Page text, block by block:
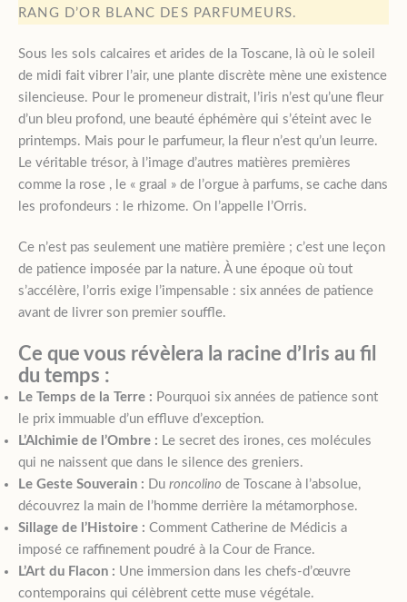
RANG D’OR BLANC DES PARFUMEURS.
Sous les sols calcaires et arides de la Toscane, là où le soleil
de midi fait vibrer l’air, une plante discrète mène une existence
silencieuse. Pour le promeneur distrait, l’iris n’est qu’une fleur
d’un bleu profond, une beauté éphémère qui s’éteint avec le
printemps. Mais pour le parfumeur, la fleur n’est qu’un leurre.
Le véritable trésor, à l’image d’autres matières premières
comme la rose , le « graal » de l’orgue à parfums, se cache dans
les profondeurs : le rhizome. On l’appelle l’Orris.
Ce n’est pas seulement une matière première ; c’est une leçon
de patience imposée par la nature. À une époque où tout
s’accélère, l’orris exige l’impensable : six années de patience
avant de livrer son premier souffle.
Ce que vous révèlera la racine d’Iris au fil
du temps :
Le Temps de la Terre : Pourquoi six années de patience sont
le prix immuable d’un effluve d’exception.
L’Alchimie de l’Ombre : Le secret des irones, ces molécules
qui ne naissent que dans le silence des greniers.
Le Geste Souverain : Du roncolino de Toscane à l’absolue,
découvrez la main de l’homme derrière la métamorphose.
Sillage de l’Histoire : Comment Catherine de Médicis a
imposé ce raffinement poudré à la Cour de France.
L’Art du Flacon : Une immersion dans les chefs-d’œuvre
contemporains qui célèbrent cette muse végétale.